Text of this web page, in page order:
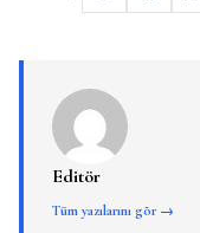
Editör
Tüm yazılarını gör →